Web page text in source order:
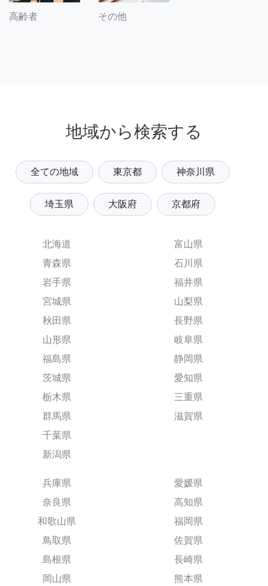
高齢者 その他
地域から検索する
全ての地域 東京都 神奈川県
埼玉県 大阪府 京都府
北海道
青森県
岩手県
宮城県
秋田県
山形県
福島県
茨城県
栃木県
群馬県
千葉県
新潟県
富山県
石川県
福井県
山梨県
長野県
岐阜県
静岡県
愛知県
三重県
滋賀県
兵庫県
奈良県
和歌山県
鳥取県
島根県
岡山県
愛媛県
高知県
福岡県
佐賀県
長崎県
熊本県